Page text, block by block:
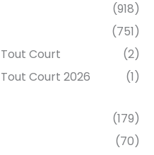
(918)
(751)
Court
(2)
Court 2026
(1)
(179)
(70)